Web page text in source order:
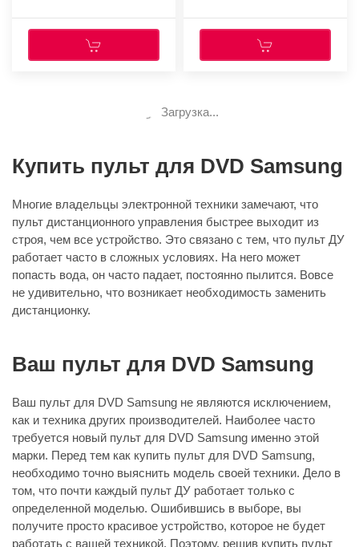
Загрузка...
Купить пульт для DVD Samsung
Многие владельцы электронной техники замечают, что
пульт дистанционного управления быстрее выходит из
строя, чем все устройство. Это связано с тем, что пульт ДУ
работает часто в сложных условиях. На него может
попасть вода, он часто падает, постоянно пылится. Вовсе
не удивительно, что возникает необходимость заменить
дистанционку.
Ваш пульт для DVD Samsung
Ваш пульт для DVD Samsung не являются исключением,
как и техника других производителей. Наиболее часто
требуется новый пульт для DVD Samsung именно этой
марки. Перед тем как купить пульт для DVD Samsung,
необходимо точно выяснить модель своей техники. Дело в
том, что почти каждый пульт ДУ работает только с
определенной моделью. Ошибившись в выборе, вы
получите просто красивое устройство, которое не будет
работать с вашей техникой. Поэтому, решив купить пульт